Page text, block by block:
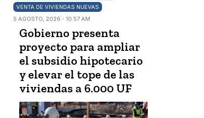
VENTA DE VIVIENDAS NUEVAS
5 AGOSTO, 2026 - 10:57 AM
Gobierno presenta
proyecto para ampliar
el subsidio hipotecario
y elevar el tope de las
viviendas a 6.000 UF